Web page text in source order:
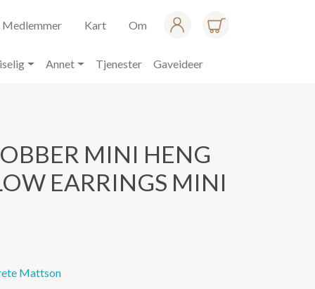
Medlemmer Kart Om
Annet Tjenester Gaveideer
MINI HENG
EARRINGS MINI
Mattson